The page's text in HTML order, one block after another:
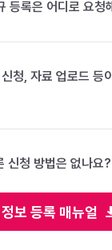
보 등록 매뉴얼
등록은 어디로 요청
청, 자료 업로드 등
신청 방법은 없나요?